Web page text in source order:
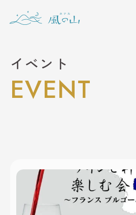
イベント
EVENT